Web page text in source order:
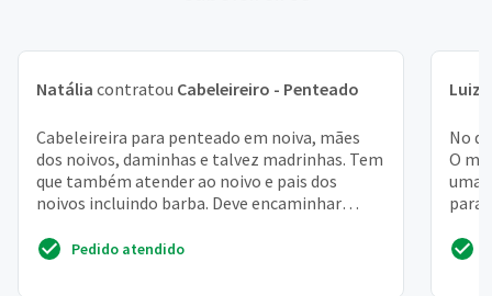
Natália contratou Cabeleireiro - Penteado
Cabeleireira para penteado em noiva, mães
dos noivos, daminhas e talvez madrinhas. Tem
que também atender ao noivo e pais dos
noivos incluindo barba. Deve encaminhar
Pedido atendido
Luiza
No
O
uma
para